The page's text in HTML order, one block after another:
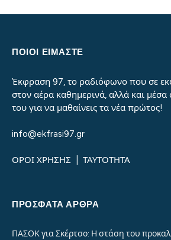
ΠΟΙΟΙ ΕΙΜΑΣΤΕ
Έκφραση 97, το ραδιόφωνο που σε
στον αέρα καθημερινά, αλλά και μέσα
του για να μαθαίνεις τα νέα πρώτος!
info@ekfrasi97.gr
ΟΡΟΙ ΧΡΗΣΗΣ ΤΑΥΤΟΤΗΤΑ
ΠΡΌΣΦΑΤΑ ΆΡΘΡΑ
ΠΑΣΟΚ για Σκέρτσο: Η στάση του